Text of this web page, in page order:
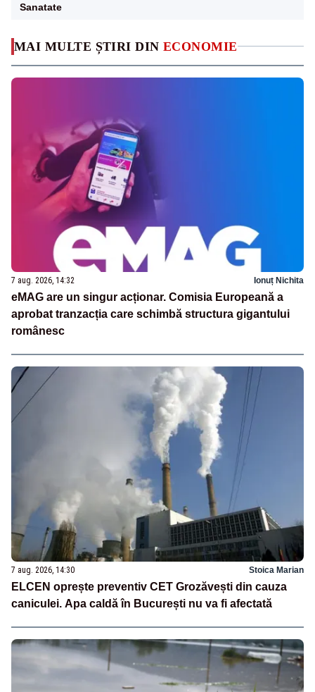
MAI MULTE ȘTIRI DIN ECONOMIE
7 aug. 2026, 14:32 Ionuț Nichita
eMAG are un singur acționar. Comisia Europeană a
aprobat tranzacția care schimbă structura gigantului
românesc
7 aug. 2026, 14:30 Stoica Marian
ELCEN oprește preventiv CET Grozăvești din cauza
caniculei. Apa caldă în București nu va fi afectată
Sanatate